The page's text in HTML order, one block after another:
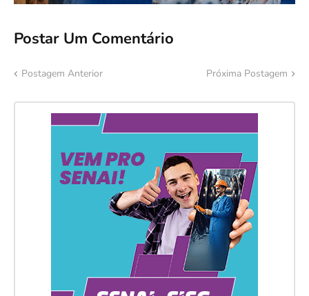
Postar Um Comentário
Postagem Anterior Próxima Postagem